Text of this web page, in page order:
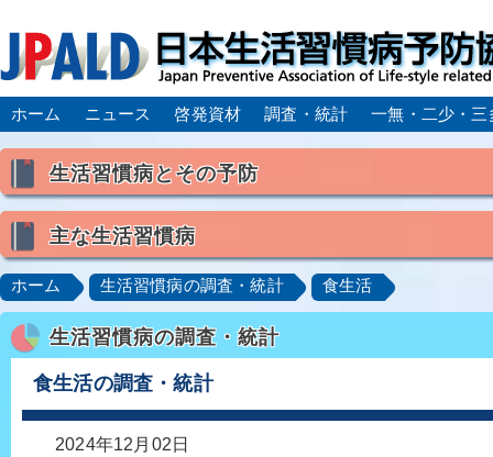
ホーム ニュース 啓発資材 調査・統計 一無・二少・三
生活習慣病とその予防
喫煙
食生活
主な生活習慣病
高血圧 脂質異常症（高脂血症） 糖尿病
肥満症／メタボリックシンドローム
動脈硬化
心
脂肪肝／NAFLD／NASH
アルコール肝疾患
ロコモティブシンドローム／サルコペニア／フレイル
ホーム 生活習慣病の調査・統計 食生活
生活習慣病の調査・統計
食生活の調査・統計
2024年12月02日